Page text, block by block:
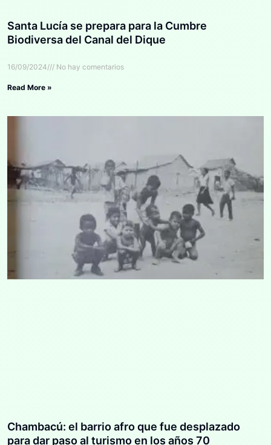
Santa Lucía se prepara para la Cumbre
Biodiversa del Canal del Dique
16/09/2024 No hay comentarios
Read More »
Chambacú: el barrio afro que fue desplazado
para dar paso al turismo en los años 70